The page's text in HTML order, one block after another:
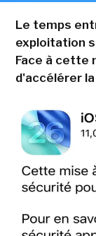
Le temps
exploitation
Face à cette
d'accélérer